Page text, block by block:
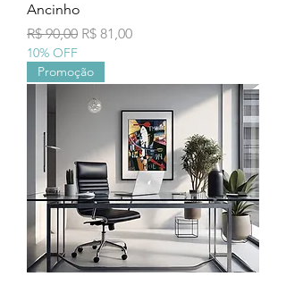
Ancinho
Preço normal
R$ 90,00 Preço promocional
R$ 81,00
10% OFF
Promoção